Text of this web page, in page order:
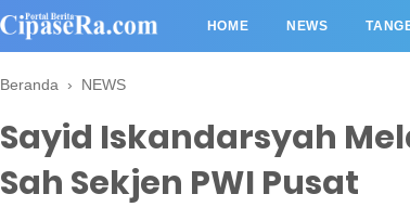
HOME NEWS
Beranda › NEWS
Sayid Iskandarsyah
Sah Sekjen PWI Pusat